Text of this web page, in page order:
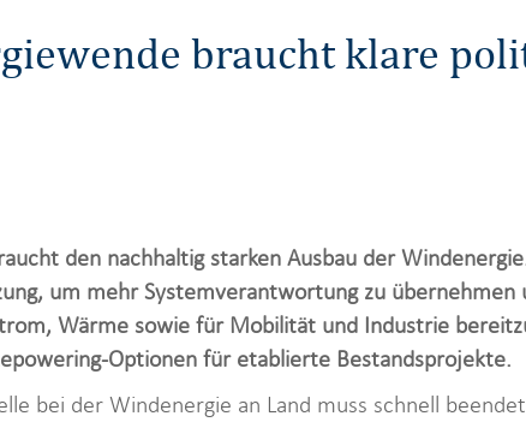
braucht klare
den nachhaltig starken Ausbau der
um mehr Systemverantwortung zu
Wärme sowie für Mobilität und Industrie
Optionen für etablierte Bestandsprojekte.
bei der Windenergie an Land muss schnell